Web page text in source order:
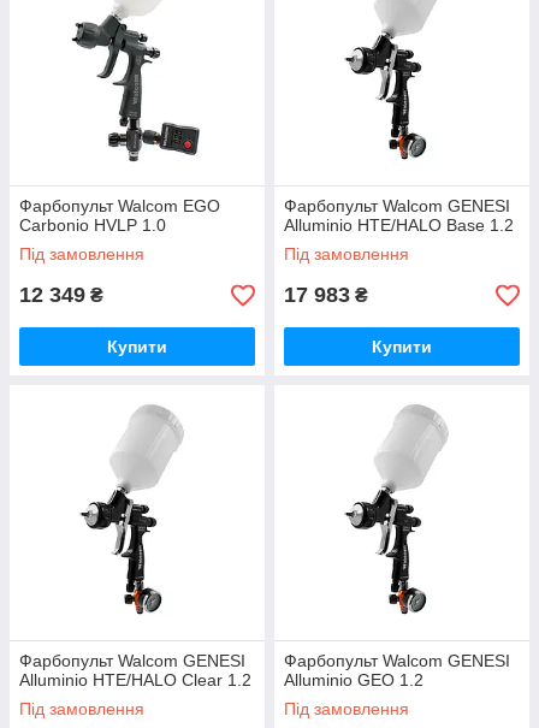
Фарбопульт Walcom EGO
Carbonio HVLP 1.0
Під замовлення
12 349 ₴
Купити
Фарбопульт Walcom GENESI
Alluminio HTE/HALO Base 1.2
Під замовлення
17 983 ₴
Купити
Фарбопульт Walcom GENESI
Alluminio HTE/HALO Clear 1.2
Під замовлення
Фарбопульт Walcom GENESI
Alluminio GEO 1.2
Під замовлення